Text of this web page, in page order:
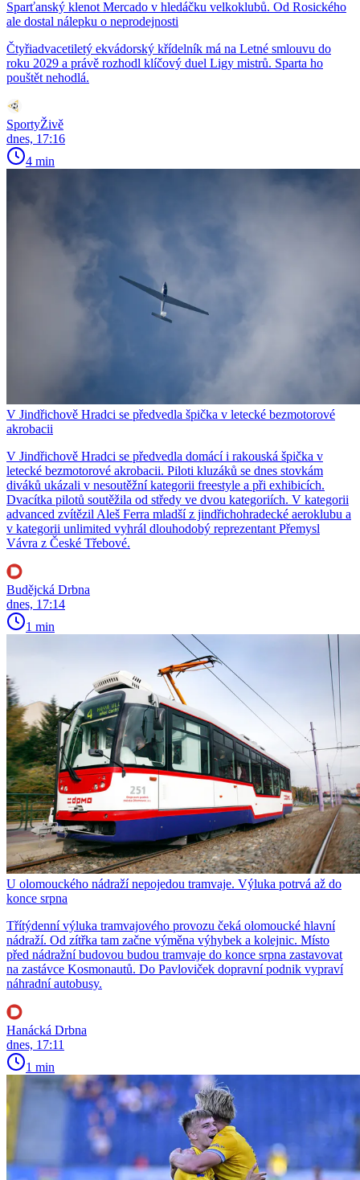
Sparťanský klenot Mercado v hledáčku velkoklubů. Od Rosického
ale dostal nálepku o neprodejnosti
Čtyřiadvacetiletý ekvádorský křídelník má na Letné smlouvu do
roku 2029 a právě rozhodl klíčový duel Ligy mistrů. Sparta ho
pouštět nehodlá.
SportyŽivě
dnes, 17:16
4 min
V Jindřichově Hradci se předvedla špička v letecké bezmotorové
akrobacii
V Jindřichově Hradci se předvedla domácí i rakouská špička v
letecké bezmotorové akrobacii. Piloti kluzáků se dnes stovkám
diváků ukázali v nesoutěžní kategorii freestyle a při exhibicích.
Dvacítka pilotů soutěžila od středy ve dvou kategoriích. V kategorii
advanced zvítězil Aleš Ferra mladší z jindřichohradecké aeroklubu a
v kategorii unlimited vyhrál dlouhodobý reprezentant Přemysl
Vávra z České Třebové.
Budějcká Drbna
dnes, 17:14
1 min
U olomouckého nádraží nepojedou tramvaje. Výluka potrvá až do
konce srpna
Třítýdenní výluka tramvajového provozu čeká olomoucké hlavní
nádraží. Od zítřka tam začne výměna výhybek a kolejnic. Místo
před nádražní budovou budou tramvaje do konce srpna zastavovat
na zastávce Kosmonautů. Do Pavloviček dopravní podnik vypraví
náhradní autobusy.
Hanácká Drbna
dnes, 17:11
1 min